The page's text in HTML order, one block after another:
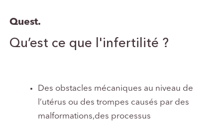
Quest.
Qu’est ce que l'infertilité ?
Des obstacles mécaniques au niveau de
l’utérus ou des trompes causés par des
malformations,des processus